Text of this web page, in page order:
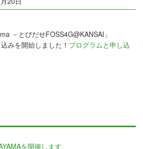
－とびだせFOSS4G@KANSAI」
みを開始しました！ プログラムと申し込
を開催します